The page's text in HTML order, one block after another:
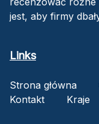
jest, aby firmy
Links
Strona główna
Kontakt
Kraje